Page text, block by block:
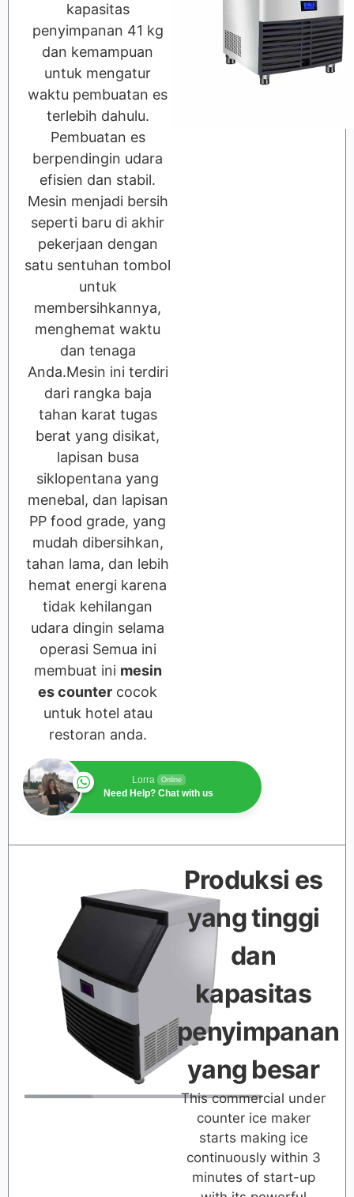
kapasitas
penyimpanan 41 kg
dan kemampuan
untuk mengatur
waktu pembuatan es
terlebih dahulu.
Pembuatan es
berpendingin udara
efisien dan stabil.
Mesin menjadi bersih
seperti baru di akhir
pekerjaan dengan
satu sentuhan tombol
untuk
membersihkannya,
menghemat waktu
dan tenaga
Anda.Mesin ini terdiri
dari rangka baja
tahan karat tugas
berat yang disikat,
lapisan busa
siklopentana yang
menebal, dan lapisan
PP food grade, yang
mudah dibersihkan,
tahan lama, dan lebih
hemat energi karena
tidak kehilangan
udara dingin selama
operasi Semua ini
membuat ini mesin
es counter cocok
untuk hotel atau
restoran anda.
Lorra Online
Need Help? Chat with us
Produksi es
yang tinggi
dan
kapasitas
penyimpanan
yang besar
This commercial under
counter ice maker
starts making ice
continuously within 3
minutes of start-up